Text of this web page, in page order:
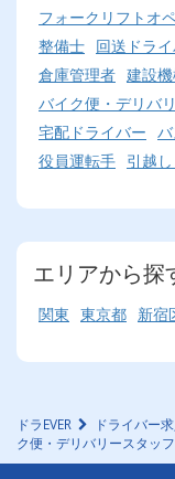
フォークリフトオ
整備士 回送ドラ
倉庫管理者 建設
バイク便・デリバ
宅配ドライバー
役員運転手 引越
エリアから探
関東 東京都 新宿
ドラEVER ドライバー求
ク便・デリバリースタッフ